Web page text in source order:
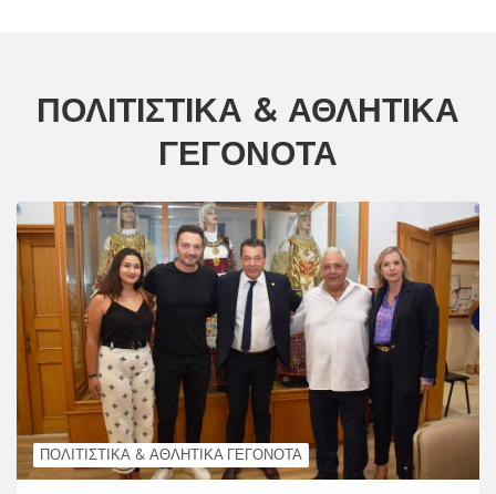
ΠΟΛΙΤΙΣΤΙΚΆ & ΑΘΛΗΤΙΚΆ
ΓΕΓΟΝΌΤΑ
ΠΟΛΙΤΙΣΤΙΚΆ & ΑΘΛΗΤΙΚΆ ΓΕΓΟΝΌΤΑ